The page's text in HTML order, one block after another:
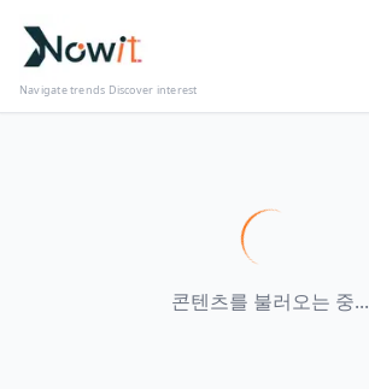
Navigate trends Discover interest
콘텐츠를 불러오는 중...